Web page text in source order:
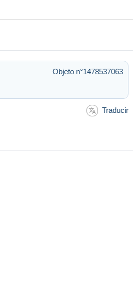
Objeto n°1478537063
Traducir